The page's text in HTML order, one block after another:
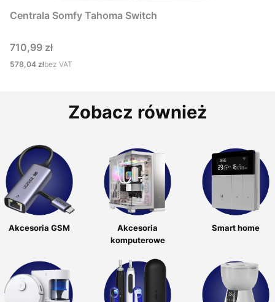
Centrala Somfy Tahoma Switch
Cena
710,99 zł
Cena
578,04 złbez VAT
Zobacz również
Akcesoria GSM
Akcesoria
komputerowe
Smart home